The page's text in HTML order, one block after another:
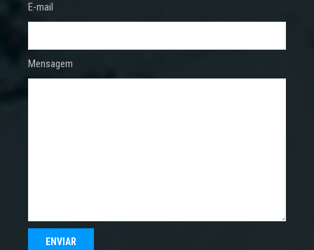
E-mail
Mensagem